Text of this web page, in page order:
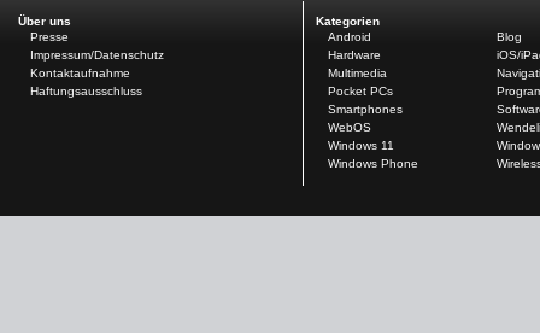
Über uns
Presse
Impressum/Datenschutz
Kontaktaufnahme
Haftungsausschluss
Kategorien
Android
Blog
Hardware
iOS/
Multimedia
Pocket PCs
Smartphones
WebOS
Windows 11
Windows Phone